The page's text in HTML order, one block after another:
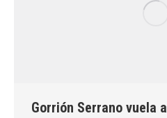
Gorrión Serrano vuela